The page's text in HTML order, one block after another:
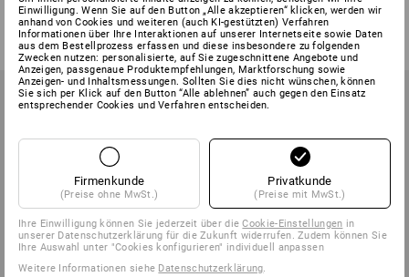
Varianten
ab 23,88 €
(m. MwSt.) ab 6 Sets
1 Variante
ab 20,28 €
(m. MwSt.) ab 10 Sets
Einwilligung. Wenn Sie auf den Button „Alle akzeptieren“ klicken, werden wir
anhand von Cookies und weiteren (auch KI-gestützten) Verfahren
Informationen über Ihre Interaktionen auf unserer Internetseite sowie Daten
aus dem Bestellprozess erfassen und diese insbesondere zu folgenden
Zwecken nutzen: personalisierte, auf Sie zugeschnittene Angebote und
Anzeigen, passgenaue Produktempfehlungen, Marktforschung sowie
Anzeigen- und Inhaltsmessungen. Sollten Sie dies nicht wünschen, können
Sie sich per Klick auf den Button “Alle ablehnen” auch gegen den Einsatz
entsprechender Cookies und Verfahren entscheiden.
Firmenkunde
(Preise ohne MwSt.)
Privatkunde
(Preise mit MwSt.)
Ihre Einwilligung können Sie jederzeit über dieCookie-Einstellungen in
unserer Datenschutzerklärung für die Zukunft widerrufen. Zudem können Sie
Ihre Auswahl unter "Cookies konfigurieren" individuell anpassen
Weitere Informationen siehe Datenschutzerklärung